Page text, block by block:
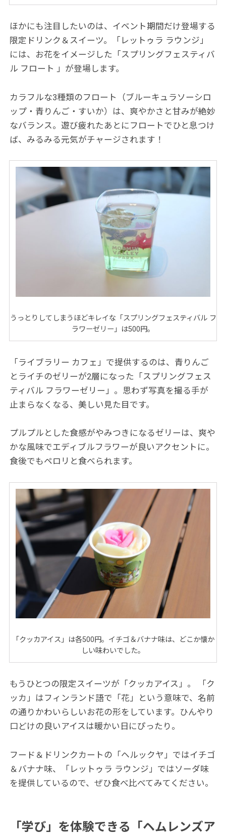
ほかにも注目したいのは、イベント期間だけ登場する
限定ドリンク＆スイーツ。「レットゥラ ラウンジ」
には、お花をイメージした「スプリングフェスティバ
ル フロート 」が登場します。
カラフルな3種類のフロート（ブルーキュラソーシロ
ップ・青りんご・すいか）は、爽やかさと甘みが絶妙
なバランス。遊び疲れたあとにフロートでひと息つけ
ば、みるみる元気がチャージされます！
うっとりしてしまうほどキレイな「スプリングフェスティバル フ
ラワーゼリー」は500円。
「ライブラリー カフェ」で提供するのは、青りんご
とライチのゼリーが2層になった「スプリングフェス
ティバル フラワーゼリー」。思わず写真を撮る手が
止まらなくなる、美しい見た目です。
プルプルとした食感がやみつきになるゼリーは、爽や
かな風味でエディブルフラワーが良いアクセントに。
食後でもペロリと食べられます。
「クッカアイス」は各500円。イチゴ＆バナナ味は、どこか懐か
しい味わいでした。
もうひとつの限定スイーツが「クッカアイス」。 「ク
ッカ」はフィンランド語で「花」という意味で、名前
の通りかわいらしいお花の形をしています。ひんやり
口どけの良いアイスは暖かい日にぴったり。
フード＆ドリンクカートの「ヘルックヤ」ではイチゴ
＆バナナ味、「レットゥラ ラウンジ」ではソーダ味
を提供しているので、ぜひ食べ比べてみてください。
「学び」を体験できる「ヘムレンズア